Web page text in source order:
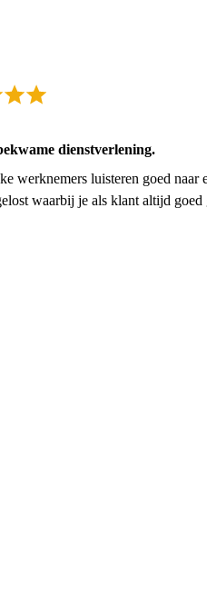
dienstverlening.
werknemers luisteren goed naar
waarbij je als klant altijd